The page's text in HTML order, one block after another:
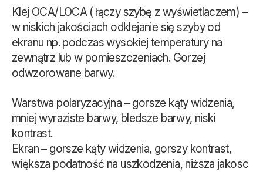
Klej OCA/LOCA ( łączy szybę z wyświetlaczem) –
w niskich jakościach odklejanie się szyby od
ekranu np. podczas wysokiej temperatury na
zewnątrz lub w pomieszczeniach. Gorzej
odwzorowane barwy.
Warstwa polaryzacyjna – gorsze kąty widzenia,
mniej wyraziste barwy, bledsze barwy, niski
kontrast.
Ekran – gorsze kąty widzenia, gorszy kontrast,
większa podatność na uszkodzenia, niższa jakosc